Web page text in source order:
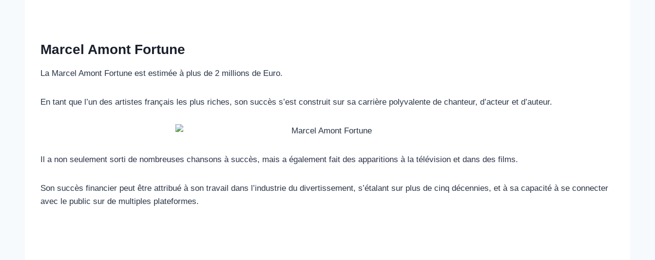
Marcel Amont Fortune
La Marcel Amont Fortune est estimée à plus de 2 millions de Euro.
En tant que l’un des artistes français les plus riches, son succès s’est construit sur sa carrière polyvalente de chanteur, d’acteur et d’auteur.
Il a non seulement sorti de nombreuses chansons à succès, mais a également fait des apparitions à la télévision et dans des films.
Son succès financier peut être attribué à son travail dans l’industrie du divertissement, s’étalant sur plus de cinq décennies, et à sa capacité à se connecter
avec le public sur de multiples plateformes.